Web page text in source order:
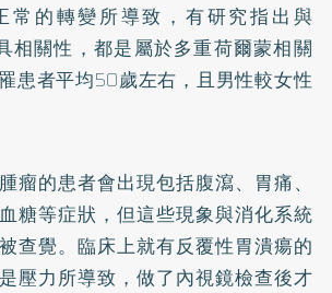
常的轉變所導致，有研究指出與
相關性，都是屬於多重荷爾蒙相關
患者平均50歲左右，且男性較女性
瘤的患者會出現包括腹瀉、胃痛、
糖等症狀，但這些現象與消化系統
查覺。臨床上就有反覆性胃潰瘍的
壓力所導致，做了內視鏡檢查後才